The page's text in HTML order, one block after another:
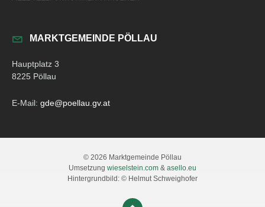
MARKTGEMEINDE PÖLLAU
Hauptplatz 3
8225 Pöllau
E-Mail: gde@poellau.gv.at
© 2026 Marktgemeinde Pöllau
Umsetzung wieselstein.com & asello.eu
Hintergrundbild: © Helmut Schweighofer